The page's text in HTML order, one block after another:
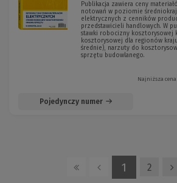
Publikacja zawiera ceny
notowań w poziomie
elektrycznych z cenników
przedstawicieli handlowych. W
stawki robocizny kosztorysowej
kosztorysowej dla regionów
średnie), narzuty do
sprzętu budowlanego.
Najniższa
Pojedynczy numer
1 2